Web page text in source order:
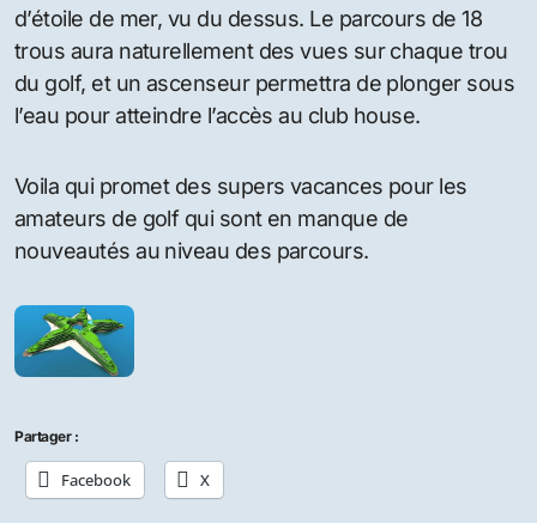
d’étoile de mer, vu du dessus. Le parcours de 18
trous aura naturellement des vues sur chaque trou
du golf, et un ascenseur permettra de plonger sous
l’eau pour atteindre l’accès au club house.
Voila qui promet des supers vacances pour les
amateurs de golf qui sont en manque de
nouveautés au niveau des parcours.
Partager :
Facebook X